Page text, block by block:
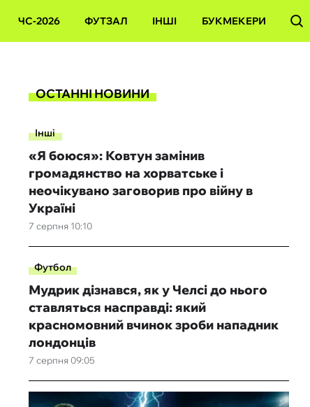
ЧС-2026 ФУТЗАЛ ІНШІ БУКМЕКЕРИ
ОСТАННІ НОВИНИ
Інші
7 серпня 10:10
«Я боюся»: Ковтун замінив
громадянство на хорватське і
неочікувано заговорив про війну в
Україні
Футбол
7 серпня 09:05
Мудрик дізнався, як у Челсі до нього
ставляться насправді: який
красномовний вчинок зроби нападник
лондонців